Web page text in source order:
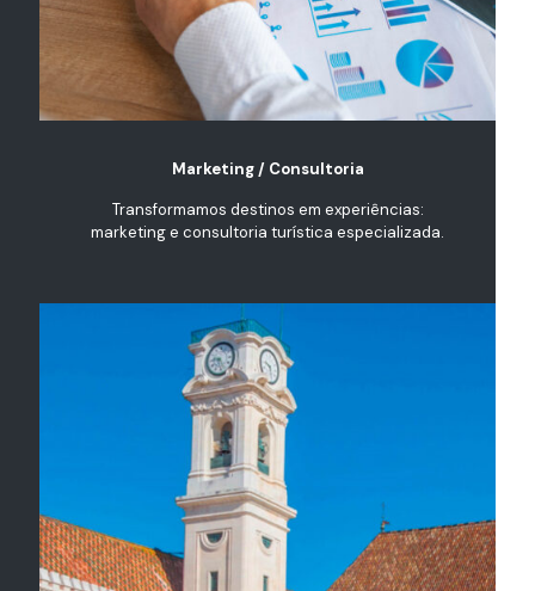
Marketing / Consultoria
Transformamos destinos em experiências:
marketing e consultoria turística especializada.